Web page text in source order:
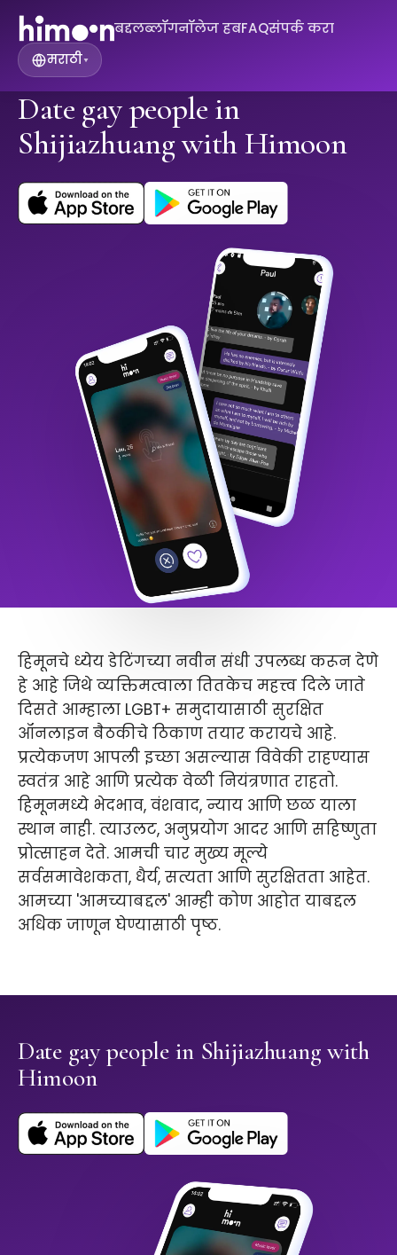
बद्दलब्लॉगनॉलेज हबFAQसंपर्क करा
मराठी▾
Date gay people in
Shijiazhuang with Himoon
हिमूनचे ध्येय डेटिंगच्या नवीन संधी उपलब्ध करून देणे
हे आहे जिथे व्यक्तिमत्वाला तितकेच महत्त्व दिले जाते
दिसते आम्हाला LGBT+ समुदायासाठी सुरक्षित
ऑनलाइन बैठकीचे ठिकाण तयार करायचे आहे.
प्रत्येकजण आपली इच्छा असल्यास विवेकी राहण्यास
स्वतंत्र आहे आणि प्रत्येक वेळी नियंत्रणात राहतो.
हिमूनमध्ये भेदभाव, वंशवाद, न्याय आणि छळ याला
स्थान नाही. त्याउलट, अनुप्रयोग आदर आणि सहिष्णुता
प्रोत्साहन देते. आमची चार मुख्य मूल्ये
सर्वसमावेशकता, धैर्य, सत्यता आणि सुरक्षितता आहेत.
आमच्या 'आमच्याबद्दल' आम्ही कोण आहोत याबद्दल
अधिक जाणून घेण्यासाठी पृष्ठ.
Date gay people in Shijiazhuang with
Himoon